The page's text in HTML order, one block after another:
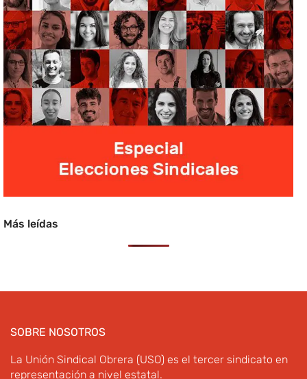
Más leídas
SOBRE NOSOTROS
La Unión Sindical Obrera (USO) es el tercer sindicato en
representación a nivel estatal.